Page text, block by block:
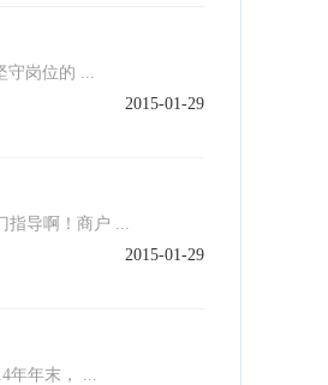
守岗位的 ...
2015-01-29
指导啊！商户 ...
2015-01-29
年年末， ...